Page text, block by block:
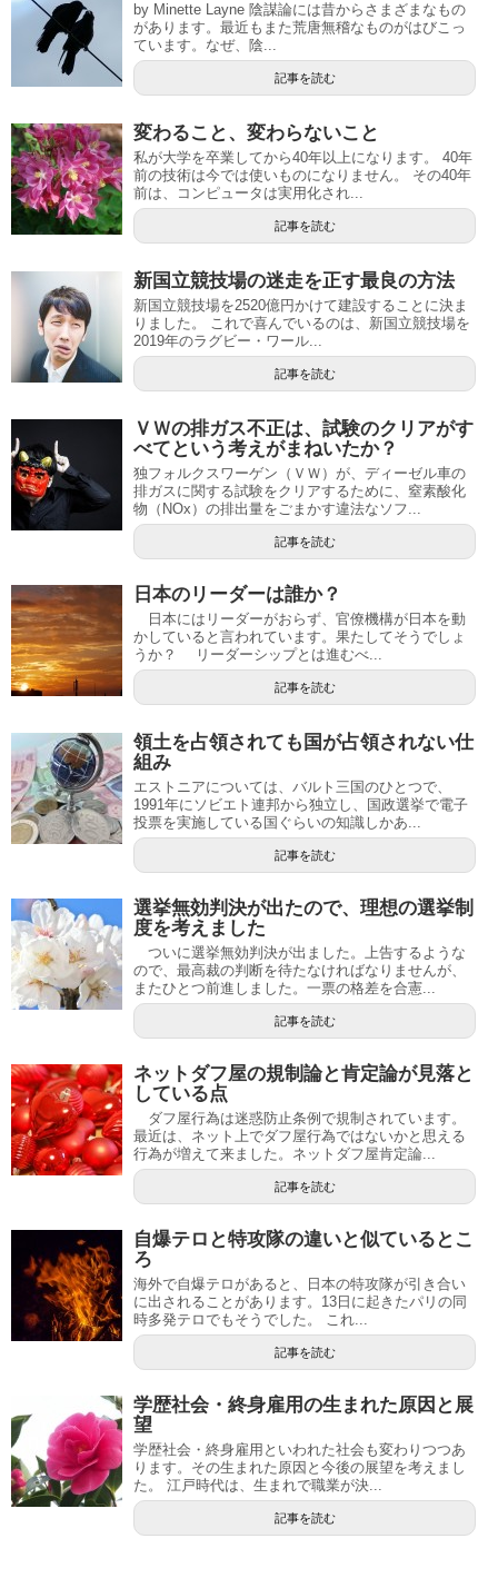
by Minette Layne 陰謀論には昔からさまざまなもの
があります。最近もまた荒唐無稽なものがはびこっ
ています。なぜ、陰...
記事を読む
変わること、変わらないこと
私が大学を卒業してから40年以上になります。 40年
前の技術は今では使いものになりません。 その40年
前は、コンピュータは実用化され...
記事を読む
新国立競技場の迷走を正す最良の方法
新国立競技場を2520億円かけて建設することに決ま
りました。 これで喜んでいるのは、新国立競技場を
2019年のラグビー・ワール...
記事を読む
ＶＷの排ガス不正は、試験のクリアがす
べてという考えがまねいたか？
独フォルクスワーゲン（ＶＷ）が、ディーゼル車の
排ガスに関する試験をクリアするために、窒素酸化
物（NOx）の排出量をごまかす違法なソフ...
記事を読む
日本のリーダーは誰か？
日本にはリーダーがおらず、官僚機構が日本を動
かしていると言われています。果たしてそうでしょ
うか？ リーダーシップとは進むべ...
記事を読む
領土を占領されても国が占領されない仕
組み
エストニアについては、バルト三国のひとつで、
1991年にソビエト連邦から独立し、国政選挙で電子
投票を実施している国ぐらいの知識しかあ...
記事を読む
選挙無効判決が出たので、理想の選挙制
度を考えました
ついに選挙無効判決が出ました。上告するような
ので、最高裁の判断を待たなければなりませんが、
またひとつ前進しました。一票の格差を合憲...
記事を読む
ネットダフ屋の規制論と肯定論が見落と
している点
ダフ屋行為は迷惑防止条例で規制されています。
最近は、ネット上でダフ屋行為ではないかと思える
行為が増えて来ました。ネットダフ屋肯定論...
記事を読む
自爆テロと特攻隊の違いと似ているとこ
ろ
海外で自爆テロがあると、日本の特攻隊が引き合い
に出されることがあります。13日に起きたパリの同
時多発テロでもそうでした。 これ...
記事を読む
学歴社会・終身雇用の生まれた原因と展
望
学歴社会・終身雇用といわれた社会も変わりつつあ
ります。その生まれた原因と今後の展望を考えまし
た。 江戸時代は、生まれで職業が決...
記事を読む